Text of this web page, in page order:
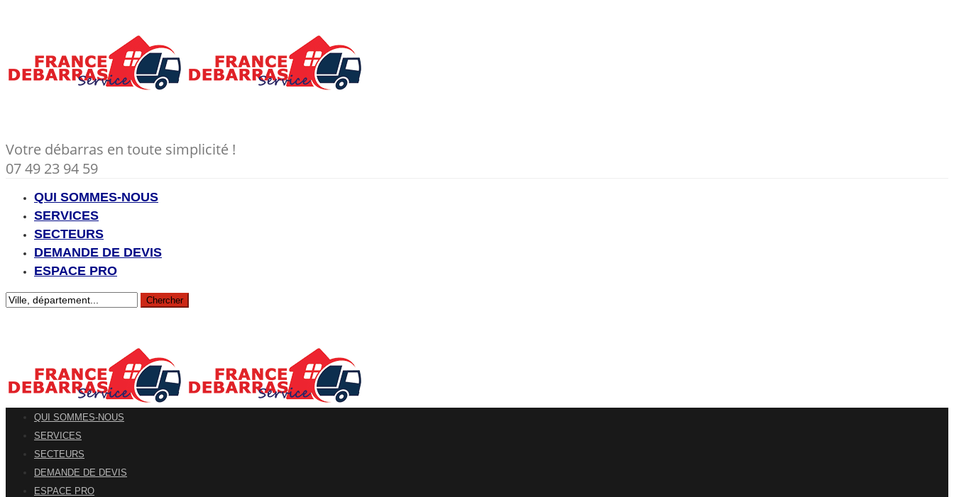
Votre débarras en toute simplicité !
07 49 23 94 59
QUI SOMMES-NOUS
SERVICES
SECTEURS
DEMANDE DE DEVIS
ESPACE PRO
QUI SOMMES-NOUS
SERVICES
SECTEURS
DEMANDE DE DEVIS
ESPACE PRO